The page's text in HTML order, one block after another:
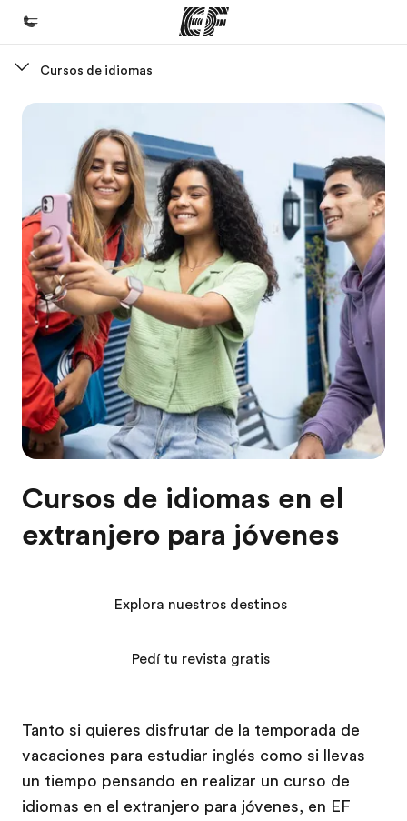
Bienvenido a EF
Programas
Ver todo lo que hacemos
Oficinas
Encontrá una oficina
Sobre nosotros
Quiénes somos
Trabajos
Uníte al equipo
Cursos de idiomas
Cursos de idiomas en el
extranjero para jóvenes
Tanto si quieres disfrutar de la temporada de
vacaciones para estudiar inglés como si llevas
un tiempo pensando en realizar un curso de
idiomas en el extranjero para jóvenes, en EF
Explora nuestros destinos
Pedí tu revista gratis